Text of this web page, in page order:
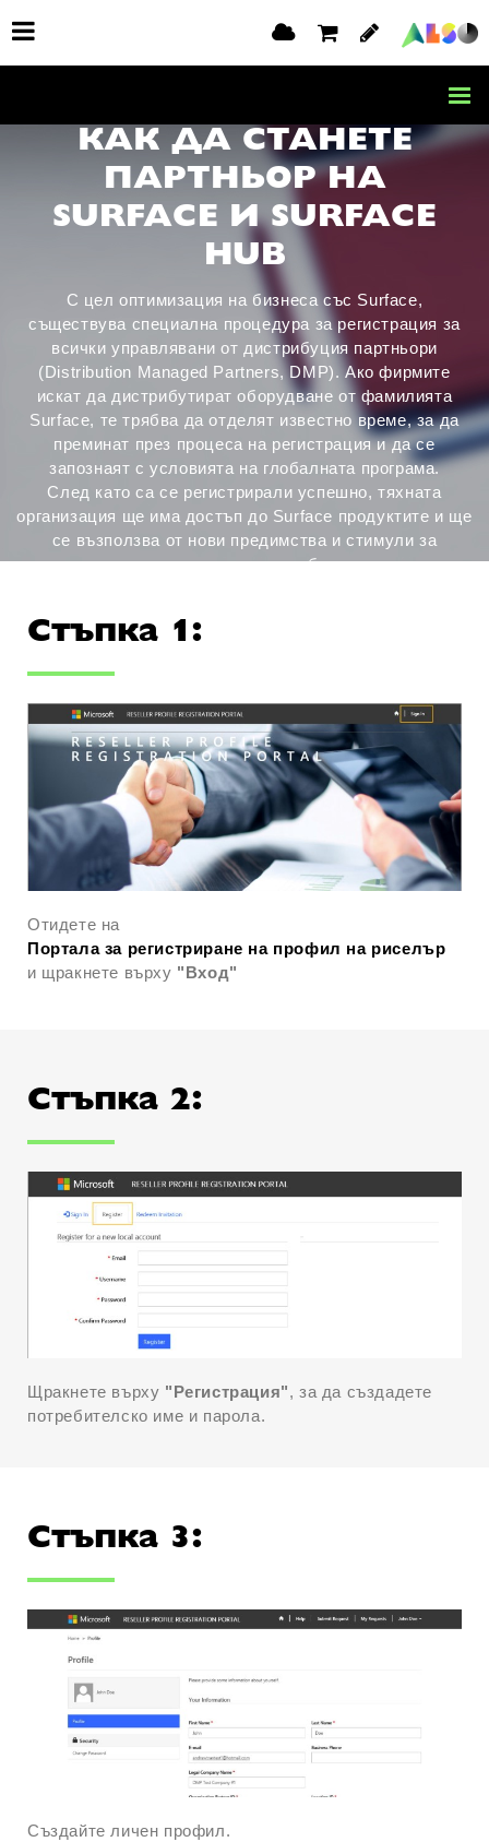
КАК ДА СТАНЕТЕ
ПАРТНЬОР НА
SURFACE И SURFACE
HUB
С цел оптимизация на бизнеса със Surface,
съществува специална процедура за регистрация за
всички управлявани от дистрибуция партньори
(Distribution Managed Partners, DMP). Ако фирмите
искат да дистрибутират оборудване от фамилията
Surface, те трябва да отделят известно време, за да
преминат през процеса на регистрация и да се
запознаят с условията на глобалната програма.
След като са се регистрирали успешно, тяхната
организация ще има достъп до Surface продуктите и ще
се възползва от нови предимства и стимули за
партньорите в канала в бъдеще.
Стъпка 1:
Отидете на
Портала за регистриране на профил на риселър
и щракнете върху "Вход"
Стъпка 2:
Щракнете върху "Регистрация", за да създадете
потребителско име и парола.
Стъпка 3:
Създайте личен профил.